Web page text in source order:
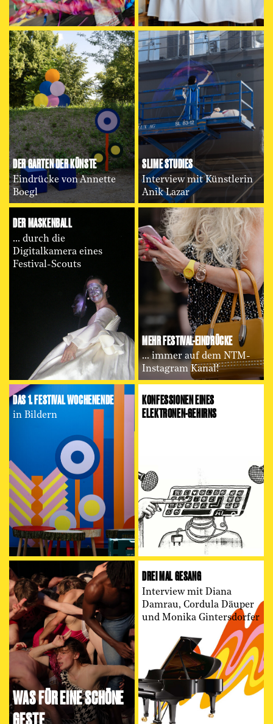
DER GARTEN DER KÜNSTE
Eindrücke von Annette
Boegl
SLIME STUDIES
Interview mit Künstlerin
Anik Lazar
DER MASKENBALL
... durch die
Digitalkamera eines
Festival-Scouts
MEHR FESTIVAL-EINDRÜCKE
... immer auf dem NTM-
Instagram Kanal!
DAS 1. FESTIVAL WOCHENENDE
in Bildern
KONFESSIONEN EINES
ELEKTRONEN-GEHIRNS
WAS FÜR EINE SCHÖNE
GESTE
DREI MAL GESANG
Interview mit Diana
Damrau, Cordula Däuper
und Monika Gintersdorfer